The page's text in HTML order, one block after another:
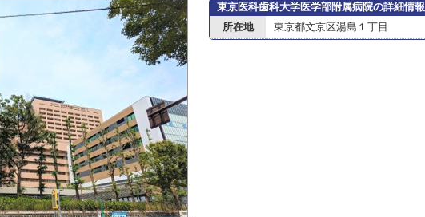
東京医科歯科大学医学部附属病院の詳細情報
所在地
東京都文京区湯島１丁目